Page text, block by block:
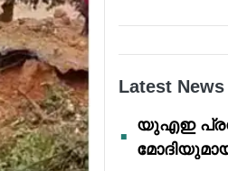
Latest News
യുഎഇ